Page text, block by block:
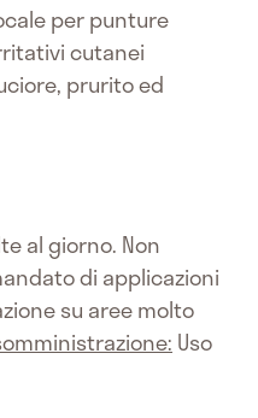
per punture
cutanei
prurito ed
al giorno. Non
di applicazioni
su aree molto
Uso